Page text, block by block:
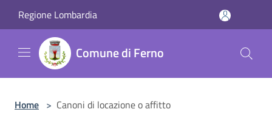
Regione Lombardia
Comune di Ferno
Home > Canoni di locazione o affitto